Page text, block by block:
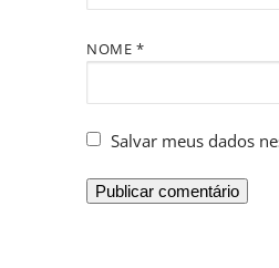
NOME *
Salvar meus dados